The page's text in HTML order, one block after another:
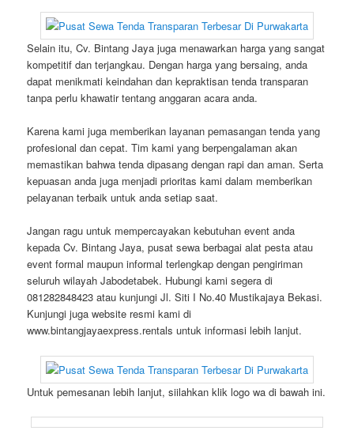
Selain itu, Cv. Bintang Jaya juga menawarkan harga yang sangat
kompetitif dan terjangkau. Dengan harga yang bersaing, anda
dapat menikmati keindahan dan kepraktisan tenda transparan
tanpa perlu khawatir tentang anggaran acara anda.
Karena kami juga memberikan layanan pemasangan tenda yang
profesional dan cepat. Tim kami yang berpengalaman akan
memastikan bahwa tenda dipasang dengan rapi dan aman. Serta
kepuasan anda juga menjadi prioritas kami dalam memberikan
pelayanan terbaik untuk anda setiap saat.
Jangan ragu untuk mempercayakan kebutuhan event anda
kepada Cv. Bintang Jaya, pusat sewa berbagai alat pesta atau
event formal maupun informal terlengkap dengan pengiriman
seluruh wilayah Jabodetabek. Hubungi kami segera di
081282848423 atau kunjungi Jl. Siti I No.40 Mustikajaya Bekasi.
Kunjungi juga website resmi kami di
www.bintangjayaexpress.rentals untuk informasi lebih lanjut.
Untuk pemesanan lebih lanjut, siilahkan klik logo wa di bawah ini.